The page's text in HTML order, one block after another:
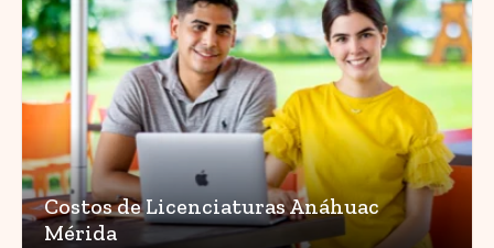
Costos de Licenciaturas Anáhuac
Mérida